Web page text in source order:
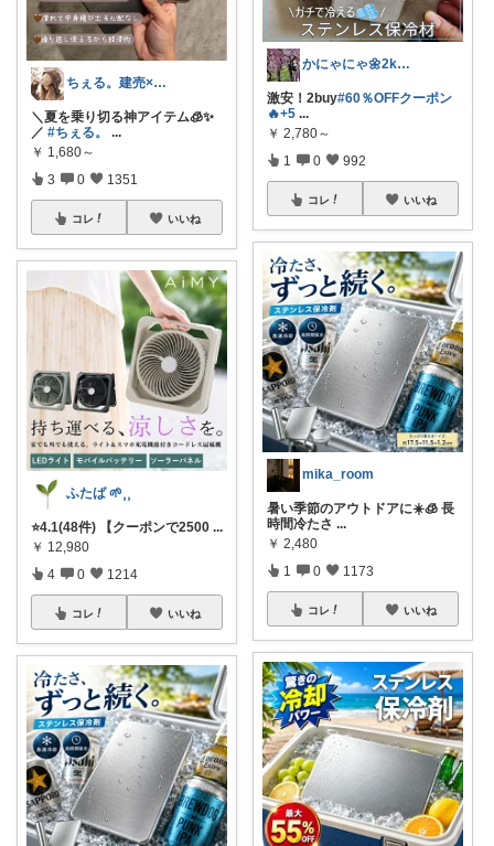
ちぇる。建売×暖色お家づくり
＼夏を乗り切る神アイテム🧊✨
／ #ちぇる。
...
￥ 1,680～
3 0 1351
コレ いいね
ふたば 🌱⸒⸒
⭐️4.1(48件) 【クーポンで2500 ...
￥ 12,980
4 0 1214
コレ いいね
かにゃにゃ🌼2kids mama
激安！2buy#60％OFFクーポン
🔥+5 ...
￥ 2,780～
1 0 992
コレ いいね
mika_room
暑い季節のアウトドアに☀️🧊 長
時間冷たさ ...
￥ 2,480
1 0 1173
コレ いいね